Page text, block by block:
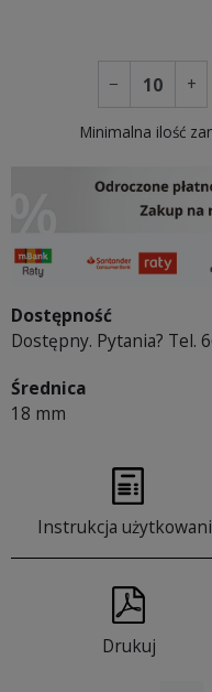
− +
Minimalna ilość
Dostępność
Dostępny. Pytania? Tel.
Średnica
18 mm
Instrukcja
Drukuj